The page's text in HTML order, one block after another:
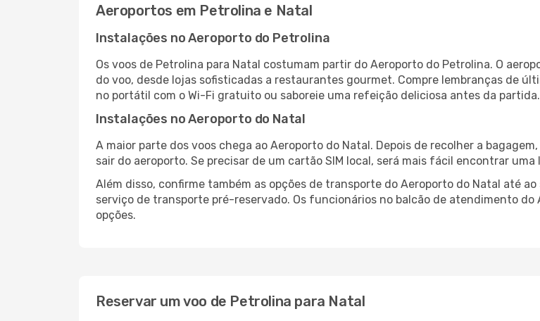
Aeroportos em Petrolina e Natal
Instalações no Aeroporto do Petrolina
Os voos de Petrolina para Natal costumam partir do Aeroporto do Petrolina. O
do voo, desde lojas sofisticadas a restaurantes gourmet. Compre lembranças de
no portátil com o Wi-Fi gratuito ou saboreie uma refeição deliciosa antes da partida.
Instalações no Aeroporto do Natal
A maior parte dos voos chega ao Aeroporto do Natal. Depois de recolher a
sair do aeroporto. Se precisar de um cartão SIM local, será mais fácil encontrar
Além disso, confirme também as opções de transporte do Aeroporto do Natal até
serviço de transporte pré-reservado. Os funcionários no balcão de atendimento
opções.
Reservar um voo de Petrolina para Natal